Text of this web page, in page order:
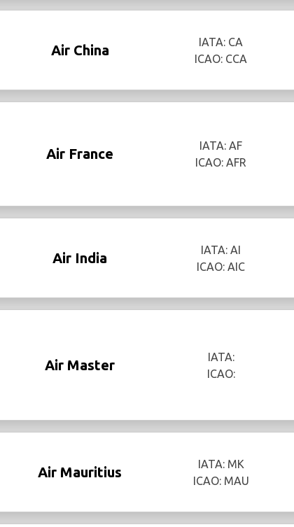
Air China
IATA: CA
ICAO: CCA
Air France
IATA: AF
ICAO: AFR
Air India
IATA: AI
ICAO: AIC
Air Master
IATA:
ICAO:
Air Mauritius
IATA: MK
ICAO: MAU